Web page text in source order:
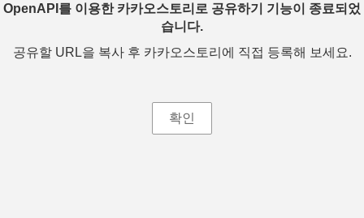
OpenAPI를 이용한 카카오스토리로 공유하기 기능이 종료되었
습니다.
공유할 URL을 복사 후 카카오스토리에 직접 등록해 보세요.
확인